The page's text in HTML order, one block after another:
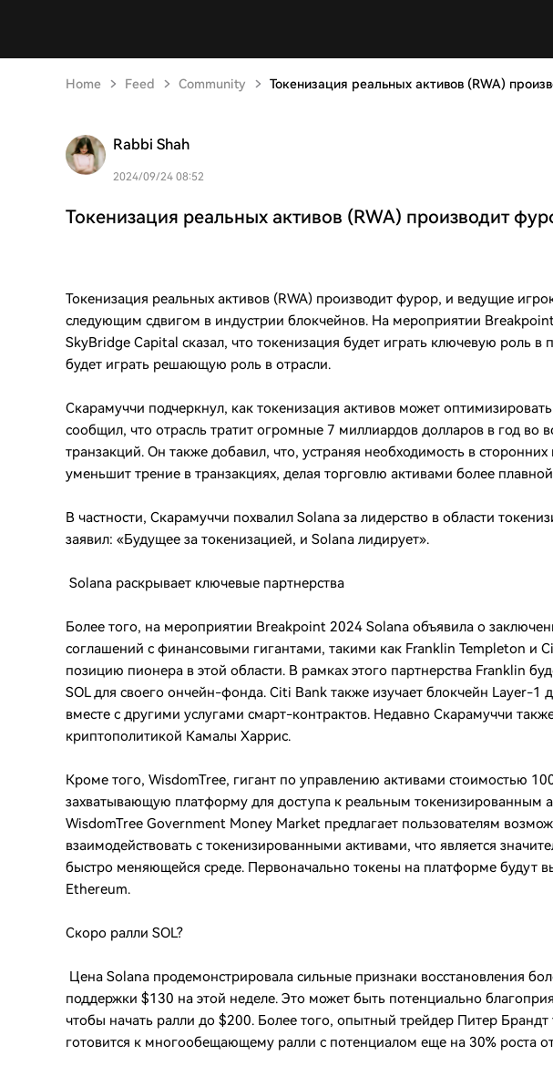
Home Feed Community Токенизация реальных активов (RWA)
Rabbi Shah
2024/09/24 08:52
Токенизация реальных активов (RWA) производит
Токенизация реальных активов (RWA) производит фурор, и ведущие
следующим сдвигом в индустрии блокчейнов. На мероприятии
SkyBridge Capital сказал, что токенизация будет играть ключевую роль в
будет играть решающую роль в отрасли.
Скарамуччи подчеркнул, как токенизация активов может
сообщил, что отрасль тратит огромные 7 миллиардов долларов в год во
транзакций. Он также добавил, что, устраняя необходимость в
уменьшит трение в транзакциях, делая торговлю активами более
В частности, Скарамуччи похвалил Solana за лидерство в области
заявил: «Будущее за токенизацией, и Solana лидирует».
Solana раскрывает ключевые партнерства
Более того, на мероприятии Breakpoint 2024 Solana объявила о
соглашений с финансовыми гигантами, такими как Franklin Templeton и
позицию пионера в этой области. В рамках этого партнерства Franklin
SOL для своего ончейн-фонда. Citi Bank также изучает блокчейн Layer-1
вместе с другими услугами смарт-контрактов. Недавно Скарамуччи
криптополитикой Камалы Харрис.
Кроме того, WisdomTree, гигант по управлению активами стоимостью
захватывающую платформу для доступа к реальным токенизированным
WisdomTree Government Money Market предлагает пользователям
взаимодействовать с токенизированными активами, что является
быстро меняющейся среде. Первоначально токены на платформе будут
Ethereum.
Скоро ралли SOL?
Цена Solana продемонстрировала сильные признаки восстановления
поддержки $130 на этой неделе. Это может быть потенциально
чтобы начать ралли до $200. Более того, опытный трейдер Питер Брандт
готовится к многообещающему ралли с потенциалом еще на 30% роста